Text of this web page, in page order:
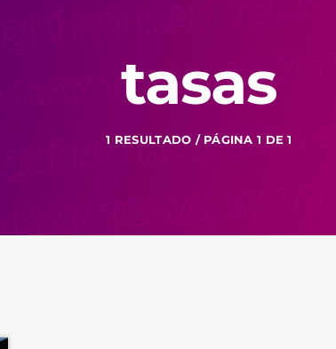
tasas
1 RESULTADO / PÁGINA 1 DE 1